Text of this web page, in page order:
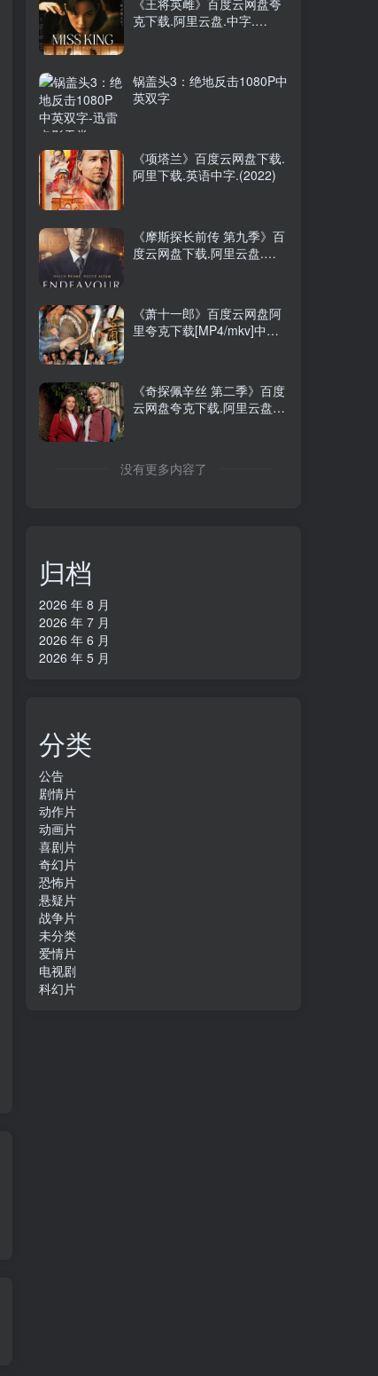
《王将英雌》百度云网盘夸
克下载.阿里云盘.中字.
锅盖头3：绝地反击1080P中
英双字
《项塔兰》百度云网盘下载.
阿里下载.英语中字.(2022)
《摩斯探长前传 第九季》百
度云网盘下载.阿里云盘.英
《萧十一郎》百度云网盘阿
里夸克下载[MP4/mkv]中字
《奇探佩辛丝 第二季》百度
云网盘夸克下载.阿里云盘.
没有更多内容了
归档
2026 年 8 月
2026 年 7 月
2026 年 6 月
2026 年 5 月
分类
公告
剧情片
动作片
动画片
喜剧片
奇幻片
恐怖片
悬疑片
战争片
未分类
爱情片
电视剧
科幻片